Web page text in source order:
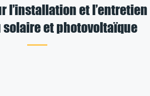
l’installation et l’entretien
solaire et photovoltaïque